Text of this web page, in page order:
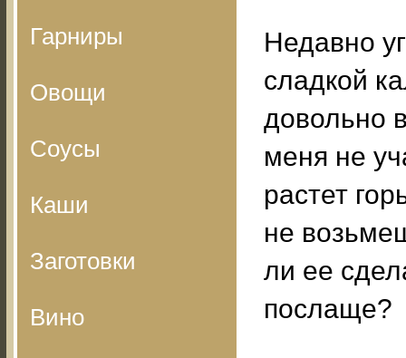
Гарниры
Овощи
Соусы
Каши
Заготовки
Вино
Недавно
сладкой
довольно
меня не
растет
не
ли ее
послаще?